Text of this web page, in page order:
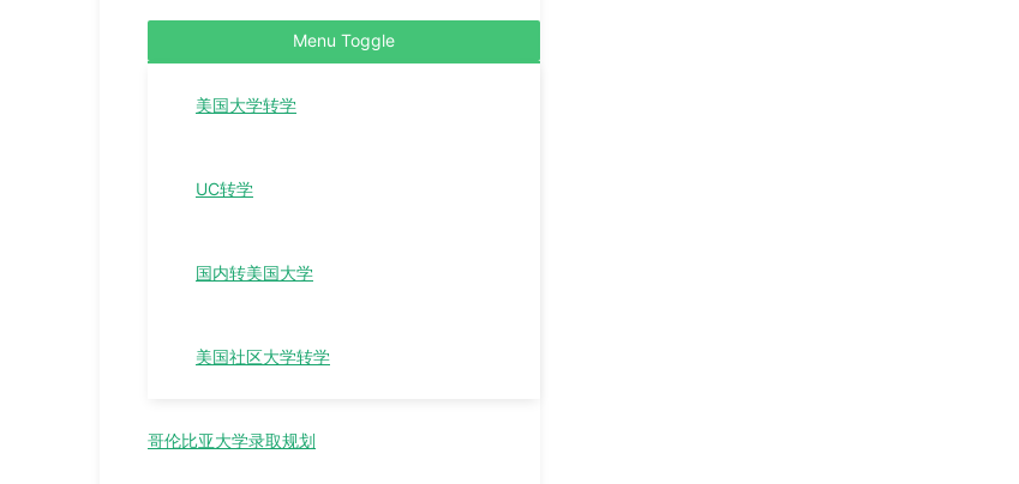
Menu Toggle
美国大学转学
UC转学
国内转美国大学
美国社区大学转学
哥伦比亚大学录取规划